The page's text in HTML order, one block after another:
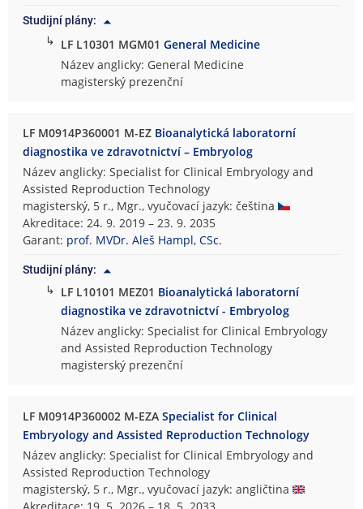
Studijní plány:
↳ LF L10301 MGM01General Medicine
Název anglicky: General Medicine
magisterský prezenční
LF M0914P360001 M-EZ Bioanalytická laboratorní
diagnostika ve zdravotnictví – Embryolog
Název anglicky: Specialist for Clinical Embryology and
Assisted Reproduction Technology
magisterský, 5 r., Mgr., vyučovací jazyk: čeština
Akreditace: 24. 9. 2019 – 23. 9. 2035
Garant: prof. MVDr. Aleš Hampl, CSc.
Studijní plány:
↳ LF L10101 MEZ01 Bioanalytická laboratorní
diagnostika ve zdravotnictví - Embryolog
Název anglicky: Specialist for Clinical Embryology
and Assisted Reproduction Technology
magisterský prezenční
LF M0914P360002 M-EZASpecialist for Clinical
Embryology and Assisted Reproduction Technology
Název anglicky: Specialist for Clinical Embryology and
Assisted Reproduction Technology
magisterský, 5 r., Mgr., vyučovací jazyk: angličtina